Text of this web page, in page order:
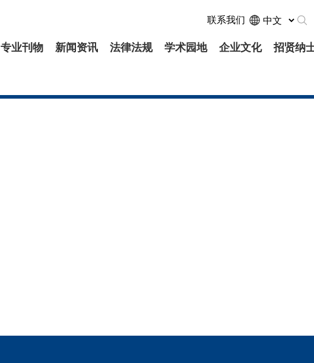
联系我们
专业刊物 新闻资讯 法律法规 学术园地 企业文化 招贤纳